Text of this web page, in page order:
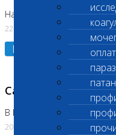
На Нагорной. Код (
22.07.2026
Подробнее
Санитарные дни
В Коломне 24.07.2026 и
20.07.2026